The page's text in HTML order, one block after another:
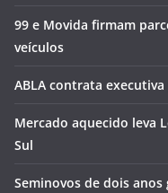
99 e Movida firmam
veículos
ABLA contrata executiva
Mercado aquecido leva
Sul
Seminovos de dois